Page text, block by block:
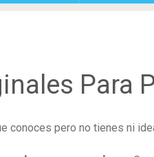
Para
conoces pero no tienes ni